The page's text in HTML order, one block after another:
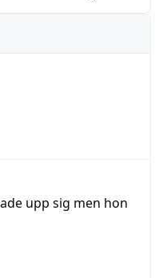
upp sig men hon